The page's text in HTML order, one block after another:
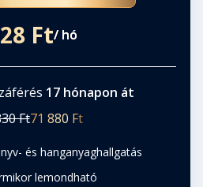
Ft/ hó
17 hónapon át
Ft71 880 Ft
és hanganyaghallgatás
lemondható